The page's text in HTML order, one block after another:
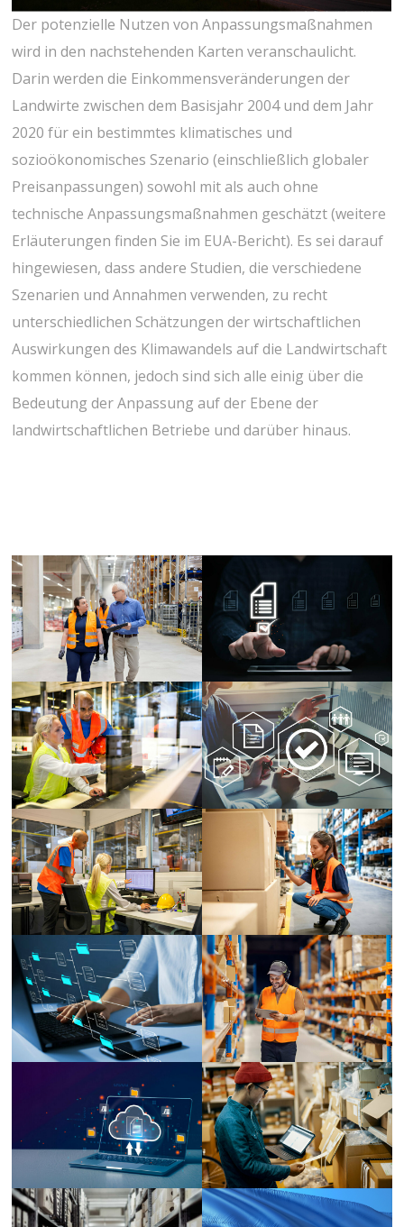
Der potenzielle Nutzen von Anpassungsmaßnahmen
wird in den nachstehenden Karten veranschaulicht.
Darin werden die Einkommensveränderungen der
Landwirte zwischen dem Basisjahr 2004 und dem Jahr
2020 für ein bestimmtes klimatisches und
sozioökonomisches Szenario (einschließlich globaler
Preisanpassungen) sowohl mit als auch ohne
technische Anpassungsmaßnahmen geschätzt (weitere
Erläuterungen finden Sie im EUA-Bericht). Es sei darauf
hingewiesen, dass andere Studien, die verschiedene
Szenarien und Annahmen verwenden, zu recht
unterschiedlichen Schätzungen der wirtschaftlichen
Auswirkungen des Klimawandels auf die Landwirtschaft
kommen können, jedoch sind sich alle einig über die
Bedeutung der Anpassung auf der Ebene der
landwirtschaftlichen Betriebe und darüber hinaus.